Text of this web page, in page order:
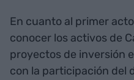
En cuanto al primer
conocer los activos de
proyectos de inversión
con la participación del